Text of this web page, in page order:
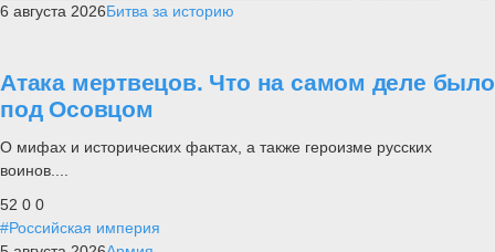
6 августа 2026Битва за историю
Атака мертвецов. Что на самом деле было
под Осовцом
О мифах и исторических фактах, а также героизме русских
воинов....
52 0 0
#Российская империя